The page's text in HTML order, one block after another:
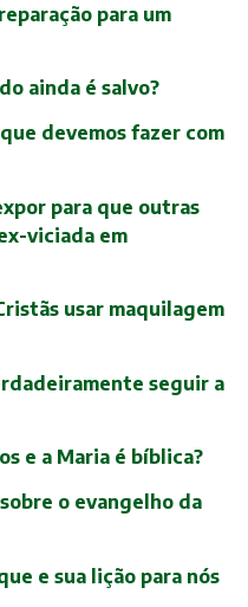
para um
ainda é salvo?
devemos fazer com
para que outras
viciada em
usar maquilagem
seguir a
e a Maria é bíblica?
o evangelho da
e sua lição para nós